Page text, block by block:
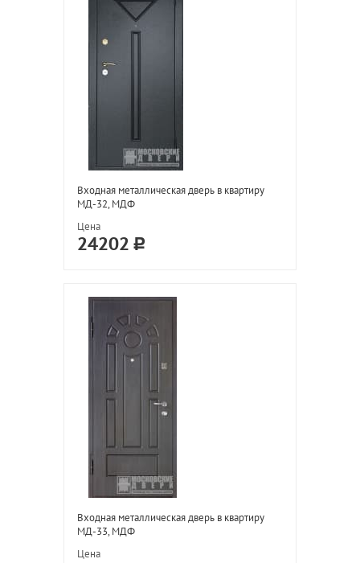
Входная металлическая дверь в квартиру
МД-32, МДФ
Цена
24202
Входная металлическая дверь в квартиру
МД-33, МДФ
Цена